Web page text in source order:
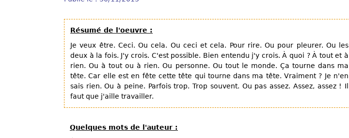
Résumé de l'oeuvre :
Je veux être. Ceci. Ou cela. Ou ceci et cela. Pour rire. Ou pour pleurer. Ou les
deux à la fois. J'y crois. C'est possible. Bien entendu j'y crois. À quoi ? À tout et à
rien. Ou à tout ou à rien. Ou personne. Ou tout le monde. Ça tourne dans ma
tête. Car elle est en fête cette tête qui tourne dans ma tête. Vraiment ? Je n'en
sais rien. Ou à peine. Parfois trop. Trop souvent. Ou pas assez. Assez, assez ! Il
faut que j'aille travailler.
Quelques mots de l'auteur :